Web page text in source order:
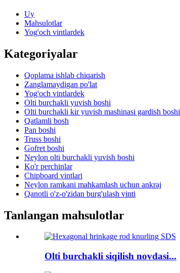
Uy
Mahsulotlar
Yog'och vintlardek
Kategoriyalar
Qoplama ishlab chiqarish
Zanglamaydigan po'lat
Yog'och vintlardek
Olti burchakli yuvish boshi
Olti burchakli kir yuvish mashinasi gardish boshi
Qatlamli bosh
Pan boshi
Truss boshi
Gofret boshi
Neylon olti burchakli yuvish boshi
Ko'r perchinlar
Chipboard vintlari
Neylon ramkani mahkamlash uchun ankraj
Qanotli o'z-o'zidan burg'ulash vinti
Tanlangan mahsulotlar
Olti burchakli siqilish novdasi...